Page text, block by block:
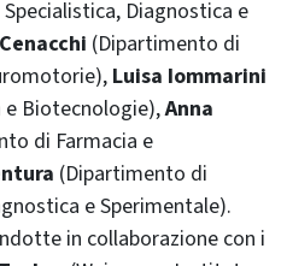
Diagnostica e
(Dipartimento di
Luisa Iommarini
e Biotecnologie),Anna
di Farmacia e
(Dipartimento di
e Sperimentale).
in collaborazione con i